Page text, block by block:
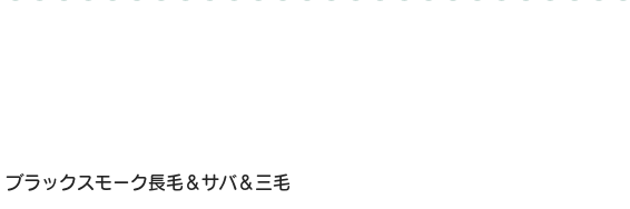
ブラックスモーク長毛＆サバ＆三毛